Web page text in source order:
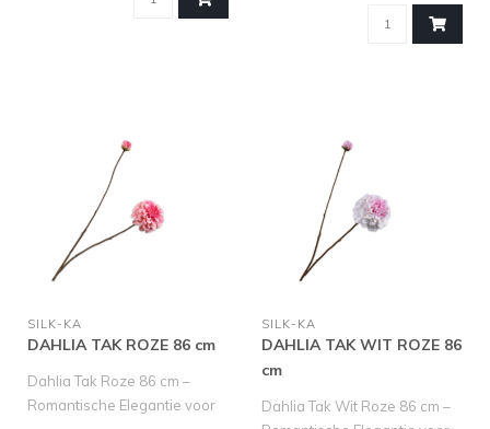
SILK-KA
DAHLIA TAK ROZE 86 cm
Dahlia Tak Roze 86 cm –
Romantische Elegantie voor
SILK-KA
DAHLIA TAK WIT ROZE 86
cm
Dahlia Tak Wit Roze 86 cm –